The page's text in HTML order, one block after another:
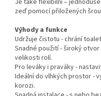
Je také flexibilní –
zeď pomocí přiložených
Výhody a funkce
Udržuje čistotu - chrání
Snadné použití - široký
velikosti rolí.
Pro leváky i praváky -
Ideální do vlhkých prostor -
korozi.